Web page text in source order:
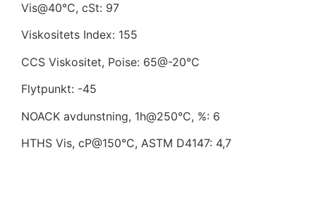
Vis@40°C, cSt: 97
Viskositets Index: 155
CCS Viskositet, Poise: 65@-20°C
Flytpunkt: -45
NOACK avdunstning, 1h@250°C, %: 6
HTHS Vis, cP@150°C, ASTM D4147: 4,7